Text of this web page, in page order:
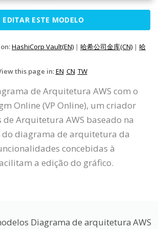
EDITAR ESTE MODELO
HashiCorp Vault(EN) | 哈希公司金库(CN) | 哈
this page in:EN CN TW
de Arquitetura AWS com o
Online (VP Online), um criador
Arquitetura AWS baseado na
do diagrama de arquitetura da
concebidas à
a edição do gráfico.
Diagrama de arquitetura AWS